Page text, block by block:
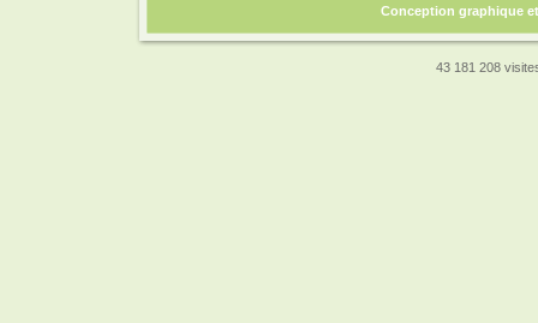
Conception graphique
43 181 208